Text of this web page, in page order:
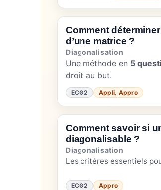
Comment
d’une matrice ?
Diagonalisation
Une méthode en 5
droit au but.
ECG2 Appli, Appro
Comment savoir si
diagonalisable ?
Diagonalisation
Les critères essentiels
ECG2 Appro